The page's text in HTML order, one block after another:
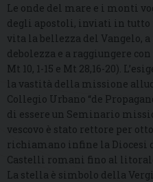
Le onde del mare e i monti
degli apostoli, inviati in tutto
vita la bellezza del Vangelo,
debolezza e a raggiungere
Mt 10, 1-15 e Mt 28,16-20).
la vastità della missione
Collegio Urbano “de
di essere un Seminario
vescovo è stato rettore per
richiamano infine la Diocesi
Castelli romani fino al
La stella è simbolo della